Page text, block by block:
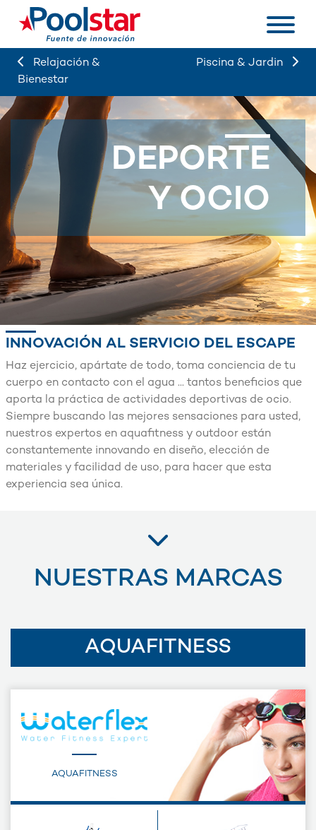
Relajación &
Bienestar
Piscina & Jardin
DEPORTE
Y OCIO
INNOVACIÓN AL SERVICIO DEL ESCAPE
Haz ejercicio, apártate de todo, toma conciencia de tu
cuerpo en contacto con el agua ... tantos beneficios que
aporta la práctica de actividades deportivas de ocio.
Siempre buscando las mejores sensaciones para usted,
nuestros expertos en aquafitness y outdoor están
constantemente innovando en diseño, elección de
materiales y facilidad de uso, para hacer que esta
experiencia sea única.
NUESTRAS MARCAS
AQUAFITNESS
AQUAFITNESS